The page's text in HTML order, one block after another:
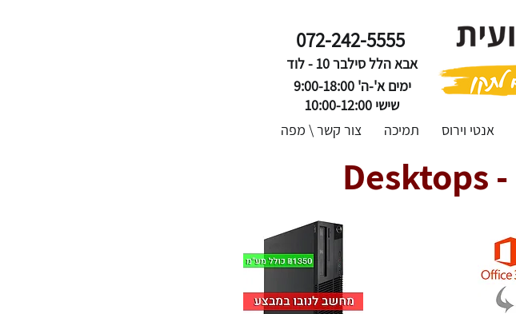
072-242-5555
אבא הלל סילבר 10 - לוד
ימים א'-ה' 9:00-18:00
שישי 10:00-12:00
אנטי וירוס תמיכה צור קשר \ מפה